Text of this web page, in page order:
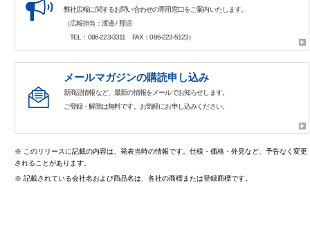
弊社広報に関するお問い合わせの専用窓口をご案内いたします。
（広報担当：渡邉 / 那須
TEL：086-223-3311 FAX：086-223-5123）
メールマガジンの購読申し込み
新商品情報など、最新の情報をメールでお知らせします。
ご登録・解除は無料です。お気軽にお申し込みください。
※ このリリースに記載の内容は、発表当時の情報です。仕様・価格・外見など、予告なく変更
されることがあります。
※ 記載されている会社名および商品名は、各社の商標または登録商標です。